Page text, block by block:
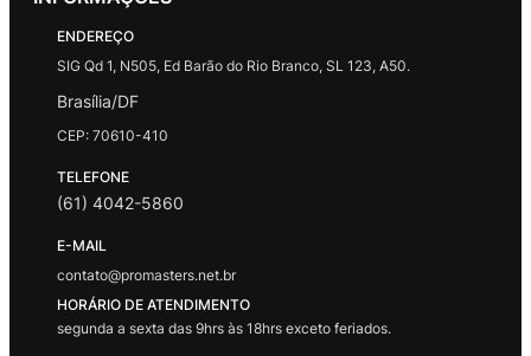
ENDEREÇO
SIG Qd 1, N505, Ed Barão do Rio Branco, SL 123, A50.
Brasília/DF
CEP: 70610-410
TELEFONE
(61) 4042-5860
E-MAIL
contato@promasters.net.br
HORÁRIO DE ATENDIMENTO
segunda a sexta das 9hrs às 18hrs exceto feriados.